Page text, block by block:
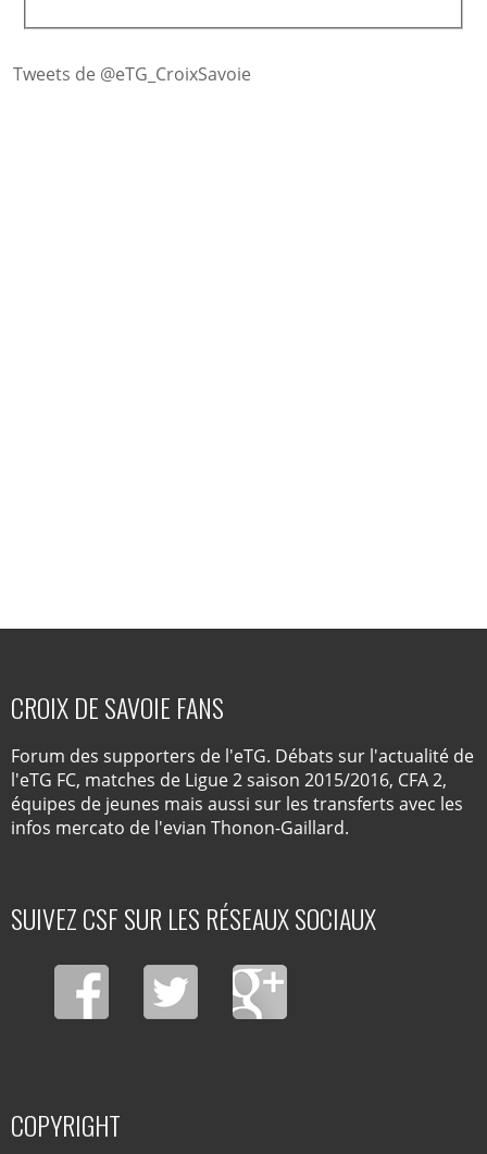
Tweets de @eTG_CroixSavoie
CROIX DE SAVOIE FANS
Forum des supporters de l'eTG. Débats sur l'actualité de
l'eTG FC, matches de Ligue 2 saison 2015/2016, CFA 2,
équipes de jeunes mais aussi sur les transferts avec les
infos mercato de l'evian Thonon-Gaillard.
SUIVEZ CSF SUR LES RÉSEAUX SOCIAUX
COPYRIGHT